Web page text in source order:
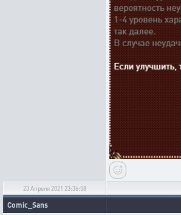
23 Апреля 2021 23:36:58
Comic_Sans